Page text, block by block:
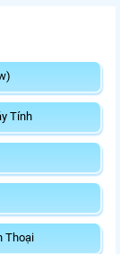
Tính
Thoại